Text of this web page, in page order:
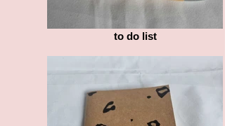
to do list